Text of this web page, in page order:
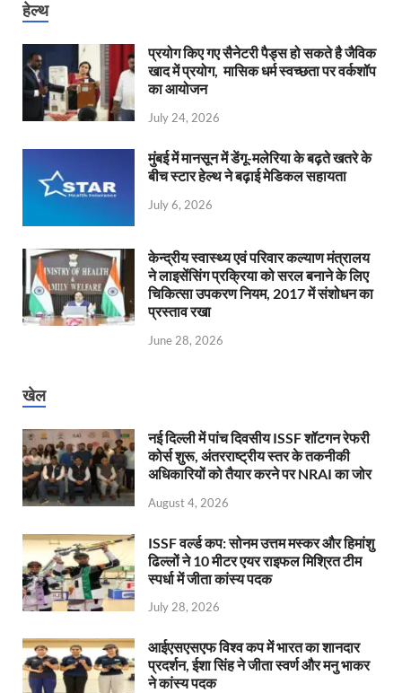
हेल्थ
प्रयोग किए गए सैनेटरी पैड्स हो सकते है जैविक
खाद में प्रयोग, मासिक धर्म स्वच्छता पर वर्कशॉप
का आयोजन
July 24, 2026
मुंबई में मानसून में डेंगू-मलेरिया के बढ़ते खतरे के
बीच स्टार हेल्थ ने बढ़ाई मेडिकल सहायता
July 6, 2026
केन्‍द्रीय स्वास्थ्य एवं परिवार कल्याण मंत्रालय
ने लाइसेंसिंग प्रक्रिया को सरल बनाने के लिए
चिकित्सा उपकरण नियम, 2017 में संशोधन का
प्रस्ताव रखा
June 28, 2026
खेल
नई दिल्ली में पांच दिवसीय ISSF शॉटगन रेफरी
कोर्स शुरू, अंतरराष्ट्रीय स्तर के तकनीकी
अधिकारियों को तैयार करने पर NRAI का जोर
August 4, 2026
ISSF वर्ल्ड कप: सोनम उत्तम मस्कर और हिमांशु
ढिल्लों ने 10 मीटर एयर राइफल मिश्रित टीम
स्पर्धा में जीता कांस्य पदक
July 28, 2026
आईएसएसएफ विश्व कप में भारत का शानदार
प्रदर्शन, ईशा सिंह ने जीता स्वर्ण और मनु भाकर
ने कांस्य पदक